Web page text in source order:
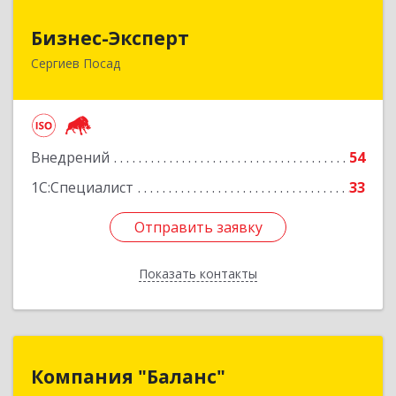
Бизнес-Эксперт
Сергиев Посад
Внедрений
54
1С:Специалист
33
Отправить заявку
Показать контакты
141310, Московская обл, Сергиево-Посадский
Подробнее
Отправить заявку
Назад
Компания "Баланс"